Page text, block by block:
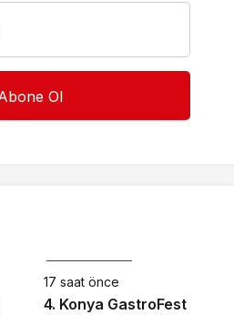
17 saat önce
4. Konya GastroFest